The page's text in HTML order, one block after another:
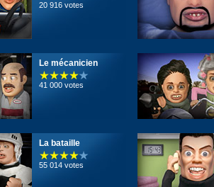
20 916 votes
Le mécanicien
41 000 votes
La bataille
55 014 votes